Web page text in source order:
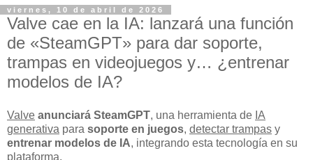
viernes, 10 de abril de 2026
Valve cae en la IA: lanzará una función
de «SteamGPT» para dar soporte,
trampas en videojuegos y… ¿entrenar
modelos de IA?
Valve anunciará SteamGPT, una herramienta de IA
generativa para soporte en juegos, detectar trampas y
entrenar modelos de IA, integrando esta tecnología en su
plataforma.